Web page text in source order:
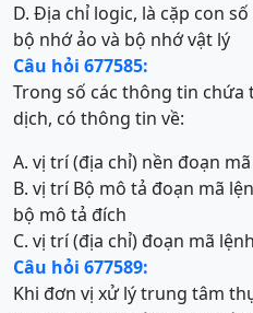
D. Địa chỉ logic, là cặp con
bộ nhớ ảo và bộ nhớ vật lý
Câu hỏi 677585:
Trong số các thông tin
dịch, có thông tin về:
A. vị trí (địa chỉ) nền đoạn
B. vị trí Bộ mô tả đoạn mã
bộ mô tả đích
C. vị trí (địa chỉ) đoạn mã
Câu hỏi 677589:
Khi đơn vị xử lý trung tâm